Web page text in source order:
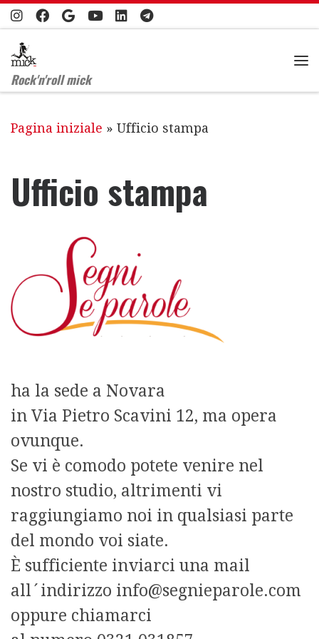
Passa al contenuto
Rock'n'roll mick
Pagina iniziale » Ufficio stampa
Ufficio stampa
ha la sede a Novara
in Via Pietro Scavini 12, ma opera
ovunque.
Se vi è comodo potete venire nel
nostro studio, altrimenti vi
raggiungiamo noi in qualsiasi parte
del mondo voi siate.
È sufficiente inviarci una mail
all´indirizzo info@segnieparole.com
oppure chiamarci